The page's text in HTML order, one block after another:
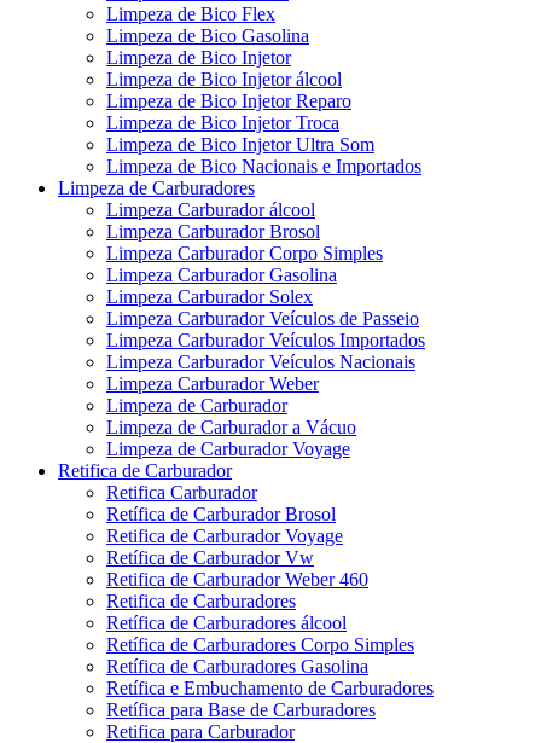
Limpeza de Bico Flex
Limpeza de Bico Gasolina
Limpeza de Bico Injetor
Limpeza de Bico Injetor álcool
Limpeza de Bico Injetor Reparo
Limpeza de Bico Injetor Troca
Limpeza de Bico Injetor Ultra Som
Limpeza de Bico Nacionais e Importados
Limpeza de Carburadores
Limpeza Carburador álcool
Limpeza Carburador Brosol
Limpeza Carburador Corpo Simples
Limpeza Carburador Gasolina
Limpeza Carburador Solex
Limpeza Carburador Veículos de Passeio
Limpeza Carburador Veículos Importados
Limpeza Carburador Veículos Nacionais
Limpeza Carburador Weber
Limpeza de Carburador
Limpeza de Carburador a Vácuo
Limpeza de Carburador Voyage
Retifica de Carburador
Retifica Carburador
Retífica de Carburador Brosol
Retifica de Carburador Voyage
Retífica de Carburador Vw
Retifica de Carburador Weber 460
Retifica de Carburadores
Retífica de Carburadores álcool
Retífica de Carburadores Corpo Simples
Retífica de Carburadores Gasolina
Retífica e Embuchamento de Carburadores
Retífica para Base de Carburadores
Retifica para Carburador